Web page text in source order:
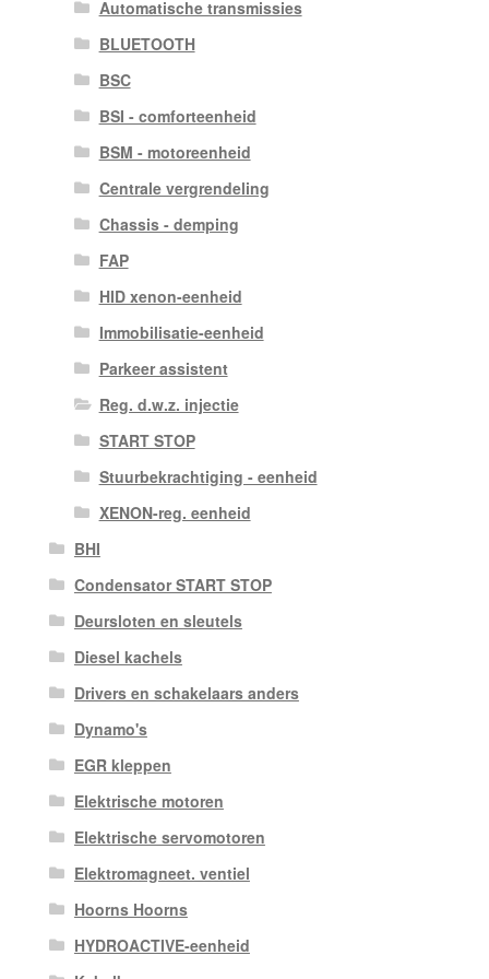
Automatische transmissies
BLUETOOTH
BSC
BSI - comforteenheid
BSM - motoreenheid
Centrale vergrendeling
Chassis - demping
FAP
HID xenon-eenheid
Immobilisatie-eenheid
Parkeer assistent
Reg. d.w.z. injectie
START STOP
Stuurbekrachtiging - eenheid
XENON-reg. eenheid
BHI
Condensator START STOP
Deursloten en sleutels
Diesel kachels
Drivers en schakelaars anders
Dynamo's
EGR kleppen
Elektrische motoren
Elektrische servomotoren
Elektromagneet. ventiel
Hoorns Hoorns
HYDROACTIVE-eenheid